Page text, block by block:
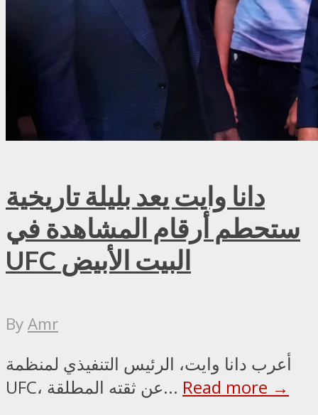
دانا وايت يعد بليلة تاريخية
ستحطم أرقام المشاهدة في
UFC البيت الأبيض
ByAmr
أعرب دانا وايت، الرئيس التنفيذي لمنظمة
UFC، عن ثقته المطلقة... Read more →